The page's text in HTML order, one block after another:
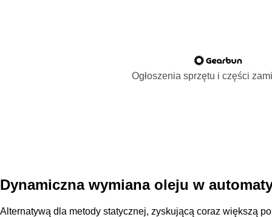
Ogłoszenia sprzętu i części
Dynamiczna wymiana oleju w
Alternatywą dla metody statycznej, zyskującą coraz większą